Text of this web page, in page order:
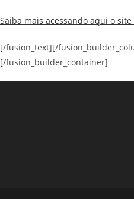
Saiba mais acessando aqui o site
[/fusion_text][/
[/fusion_builder_container]